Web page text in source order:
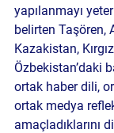
yapılanmayı
belirten Taşören,
Kazakistan,
Özbekistan’daki
ortak haber dili,
ortak medya
amaçladıklarını